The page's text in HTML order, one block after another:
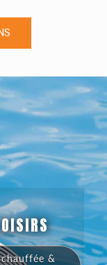
chauffée &